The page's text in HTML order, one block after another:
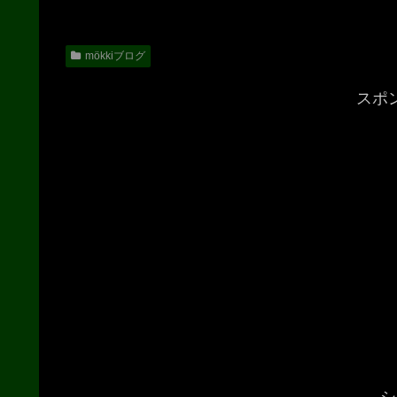
mökkiブログ
スポ